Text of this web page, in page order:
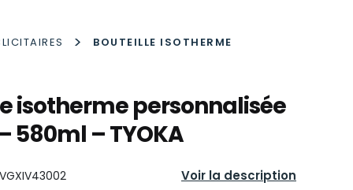
>
BOUTEILLE ISOTHERME
isotherme personnalisée
580ml – TYOKA
VGXIV43002 Voir la description